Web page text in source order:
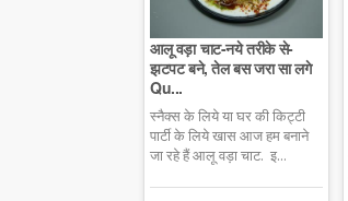
आलू वड़ा चाट-नये तरीके से-
झटपट बने, तेल बस जरा सा लगे
Qu...
स्नैक्स के लिये या घर की किट्टी
पार्टी के लिये खास आज हम बनाने
जा रहे हैं आलू वड़ा चाट. इ...